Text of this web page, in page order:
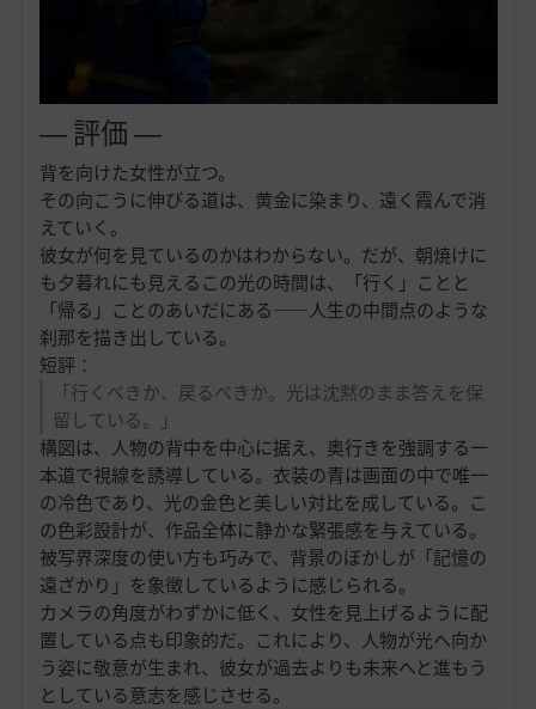
― 評価 ―
背を向けた女性が立つ。
その向こうに伸びる道は、黄金に染まり、遠く霞んで消
えていく。
彼女が何を見ているのかはわからない。だが、朝焼けに
も夕暮れにも見えるこの光の時間は、「行く」ことと
「帰る」ことのあいだにある——人生の中間点のような
刹那を描き出している。
短評：
「行くべきか、戻るべきか。光は沈黙のまま答えを保
留している。」
構図は、人物の背中を中心に据え、奥行きを強調する一
本道で視線を誘導している。衣装の青は画面の中で唯一
の冷色であり、光の金色と美しい対比を成している。こ
の色彩設計が、作品全体に静かな緊張感を与えている。
被写界深度の使い方も巧みで、背景のぼかしが「記憶の
遠ざかり」を象徴しているように感じられる。
カメラの角度がわずかに低く、女性を見上げるように配
置している点も印象的だ。これにより、人物が光へ向か
う姿に敬意が生まれ、彼女が過去よりも未来へと進もう
としている意志を感じさせる。